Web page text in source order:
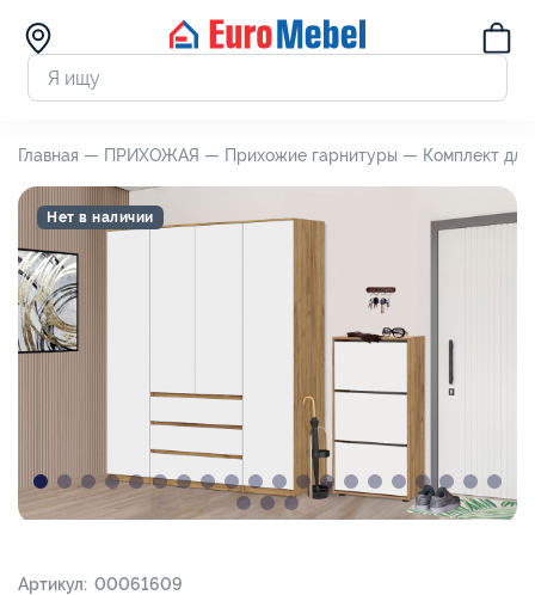
Главная — ПРИХОЖАЯ — Прихожие гарнитуры — Комплект
Артикул: 00061609
Нет в наличии